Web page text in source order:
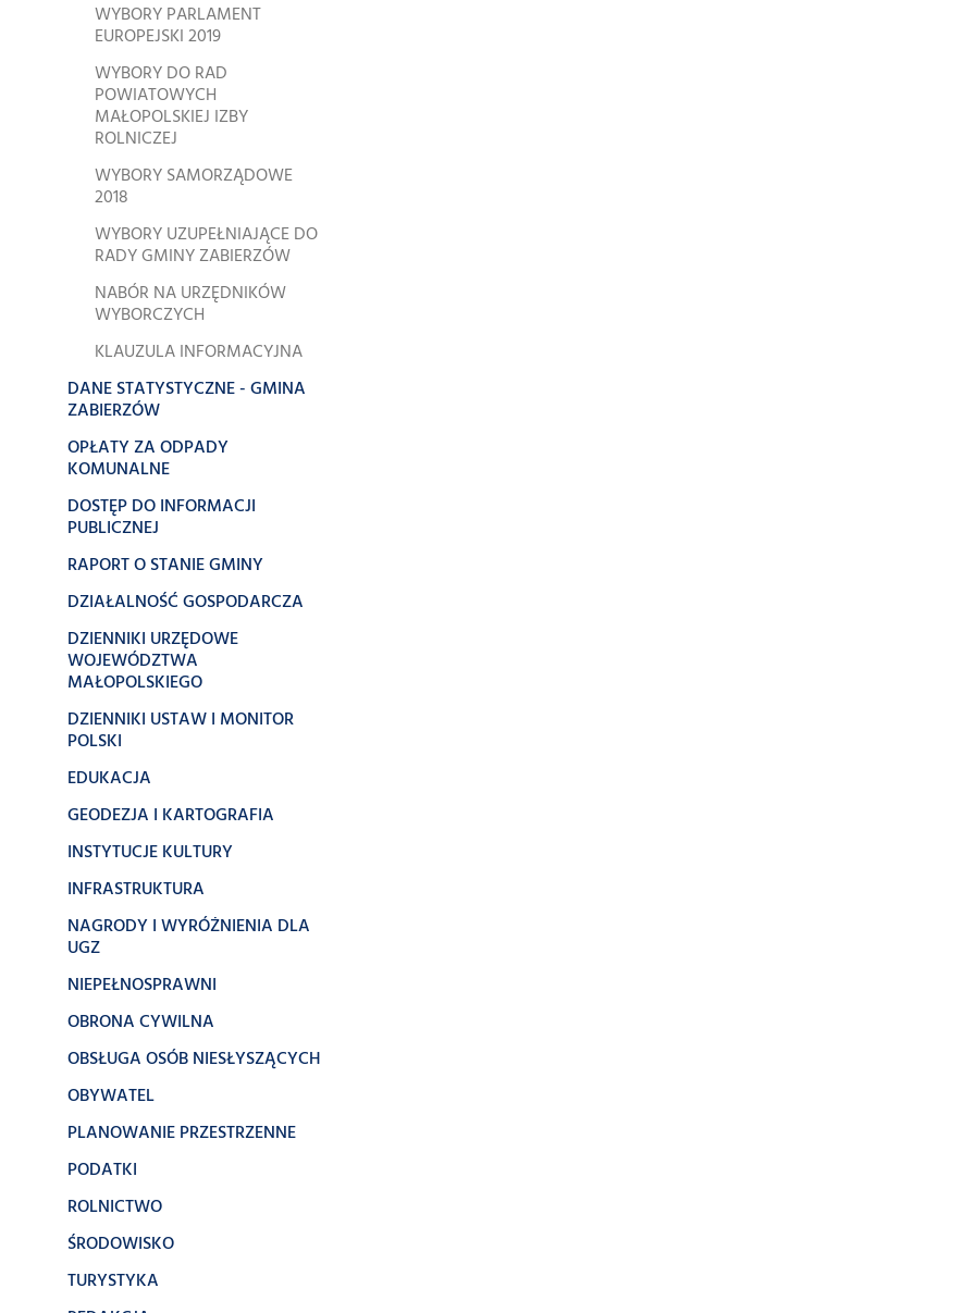
WYBORY PARLAMENT
EUROPEJSKI 2019
WYBORY DO RAD
POWIATOWYCH
MAŁOPOLSKIEJ IZBY
ROLNICZEJ
WYBORY SAMORZĄDOWE
2018
WYBORY UZUPEŁNIAJĄCE DO
RADY GMINY ZABIERZÓW
NABÓR NA URZĘDNIKÓW
WYBORCZYCH
KLAUZULA INFORMACYJNA
DANE STATYSTYCZNE - GMINA
ZABIERZÓW
OPŁATY ZA ODPADY
KOMUNALNE
DOSTĘP DO INFORMACJI
PUBLICZNEJ
RAPORT O STANIE GMINY
DZIAŁALNOŚĆ GOSPODARCZA
DZIENNIKI URZĘDOWE
WOJEWÓDZTWA
MAŁOPOLSKIEGO
DZIENNIKI USTAW I MONITOR
POLSKI
EDUKACJA
GEODEZJA I KARTOGRAFIA
INSTYTUCJE KULTURY
INFRASTRUKTURA
NAGRODY I WYRÓŻNIENIA DLA
UGZ
NIEPEŁNOSPRAWNI
OBRONA CYWILNA
OBSŁUGA OSÓB NIESŁYSZĄCYCH
OBYWATEL
PLANOWANIE PRZESTRZENNE
PODATKI
ROLNICTWO
ŚRODOWISKO
TURYSTYKA